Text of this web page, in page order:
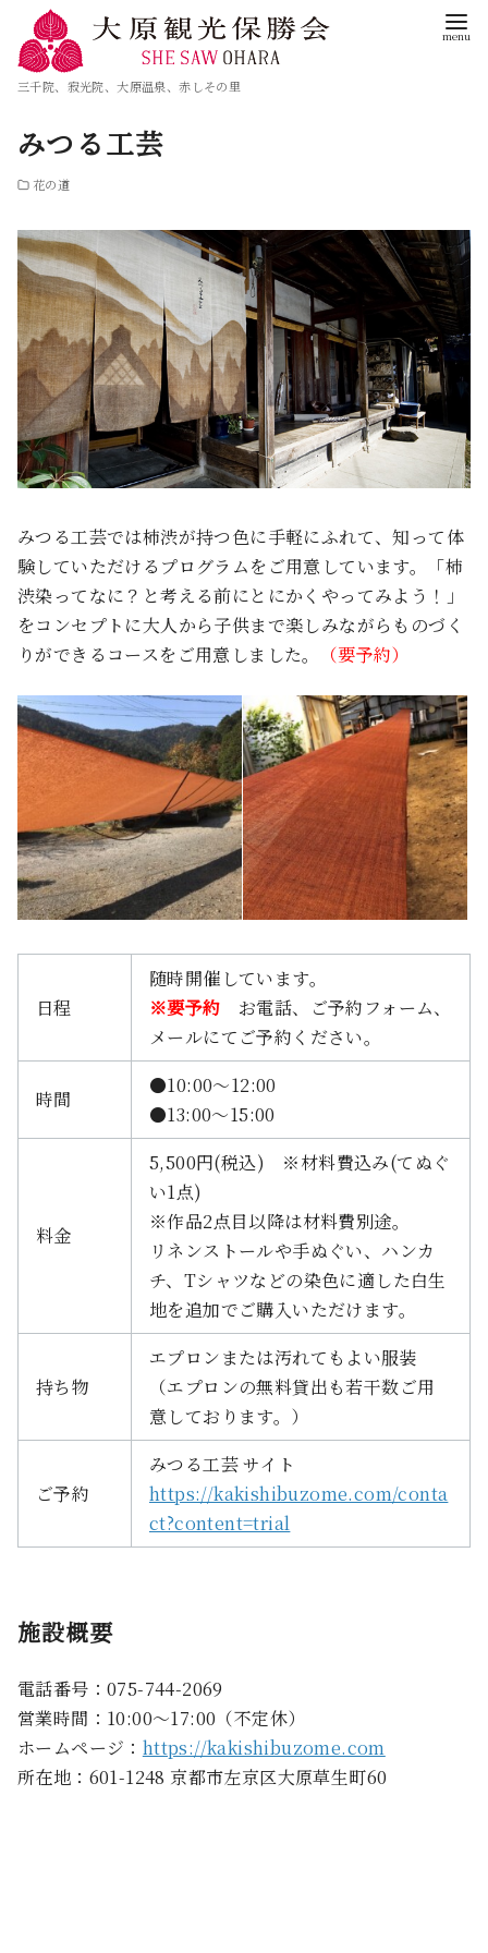
三千院、寂光院、大原温泉、赤しその里
みつる工芸
花の道
みつる工芸では柿渋が持つ色に手軽にふれて、知って体
験していただけるプログラムをご用意しています。「柿
渋染ってなに？と考える前にとにかくやってみよう！」
をコンセプトに大人から子供まで楽しみながらものづく
りができるコースをご用意しました。
（要予約）
日程
随時開催しています。
※要予約 お電話、ご予約フォーム、
メールにてご予約ください。
時間
●10:00〜12:00
●13:00〜15:00
料金
5,500円(税込) ※材料費込み(てぬぐ
い1点)
※作品2点目以降は材料費別途。
リネンストールや手ぬぐい、ハンカ
チ、Tシャツなどの染色に適した白生
地を追加でご購入いただけます。
持ち物
エプロンまたは汚れてもよい服装
（エプロンの無料貸出も若干数ご用
意しております。）
ご予約
みつる工芸 サイト
https://kakishibuzome.com/conta
ct?content=trial
施設概要
電話番号：075-744-2069
営業時間：10:00〜17:00（不定休）
ホームページ： https://kakishibuzome.com
所在地：601-1248 京都市左京区大原草生町60